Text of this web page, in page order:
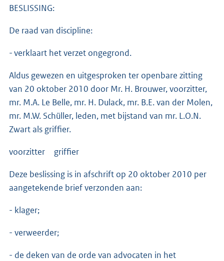
BESLISSING:
De raad van discipline:
- verklaart het verzet ongegrond.
Aldus gewezen en uitgesproken ter openbare zitting
van 20 oktober 2010 door Mr. H. Brouwer, voorzitter,
mr. M.A. Le Belle, mr. H. Dulack, mr. B.E. van der Molen,
mr. M.W. Schüller, leden, met bijstand van mr. L.O.N.
Zwart als griffier.
voorzitter griffier
Deze beslissing is in afschrift op 20 oktober 2010 per
aangetekende brief verzonden aan:
- klager;
- verweerder;
- de deken van de orde van advocaten in het